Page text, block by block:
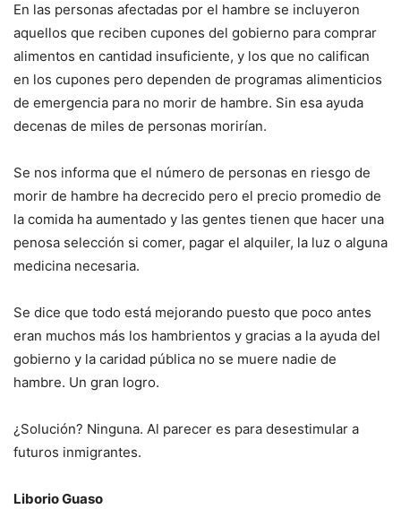
En las personas afectadas por el hambre se incluyeron
aquellos que reciben cupones del gobierno para comprar
alimentos en cantidad insuficiente, y los que no califican
en los cupones pero dependen de programas alimenticios
de emergencia para no morir de hambre. Sin esa ayuda
decenas de miles de personas morirían.
Se nos informa que el número de personas en riesgo de
morir de hambre ha decrecido pero el precio promedio de
la comida ha aumentado y las gentes tienen que hacer una
penosa selección si comer, pagar el alquiler, la luz o alguna
medicina necesaria.
Se dice que todo está mejorando puesto que poco antes
eran muchos más los hambrientos y gracias a la ayuda del
gobierno y la caridad pública no se muere nadie de
hambre. Un gran logro.
¿Solución? Ninguna. Al parecer es para desestimular a
futuros inmigrantes.
Liborio Guaso